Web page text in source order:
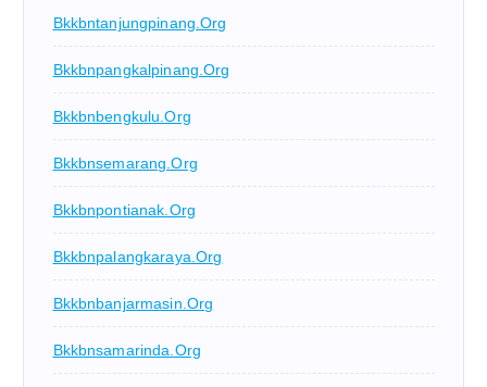
Bkkbntanjungpinang.org
Bkkbnpangkalpinang.org
Bkkbnbengkulu.org
Bkkbnsemarang.org
Bkkbnpontianak.org
Bkkbnpalangkaraya.org
Bkkbnbanjarmasin.org
Bkkbnsamarinda.org